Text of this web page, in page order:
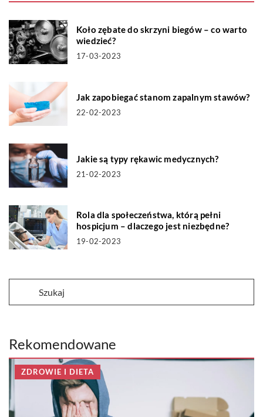
Koło zębate do skrzyni biegów – co warto
wiedzieć?
17-03-2023
Jak zapobiegać stanom zapalnym stawów?
22-02-2023
Jakie są typy rękawic medycznych?
21-02-2023
Rola dla społeczeństwa, którą pełni
hospicjum – dlaczego jest niezbędne?
19-02-2023
Rekomendowane
ZDROWIE I DIETA